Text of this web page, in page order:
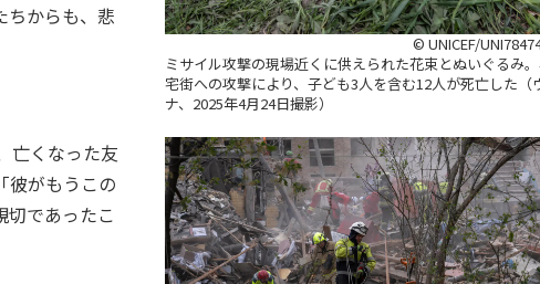
© UNICEF/
ミサイル攻撃の現場近くに供えられた花束とぬいぐるみ
宅街への攻撃により、子ども3人を含む12人が死亡した（
ナ、2025年4月24日撮影）
ちからも、悲
亡くなった友
彼がもうこの
であったこ